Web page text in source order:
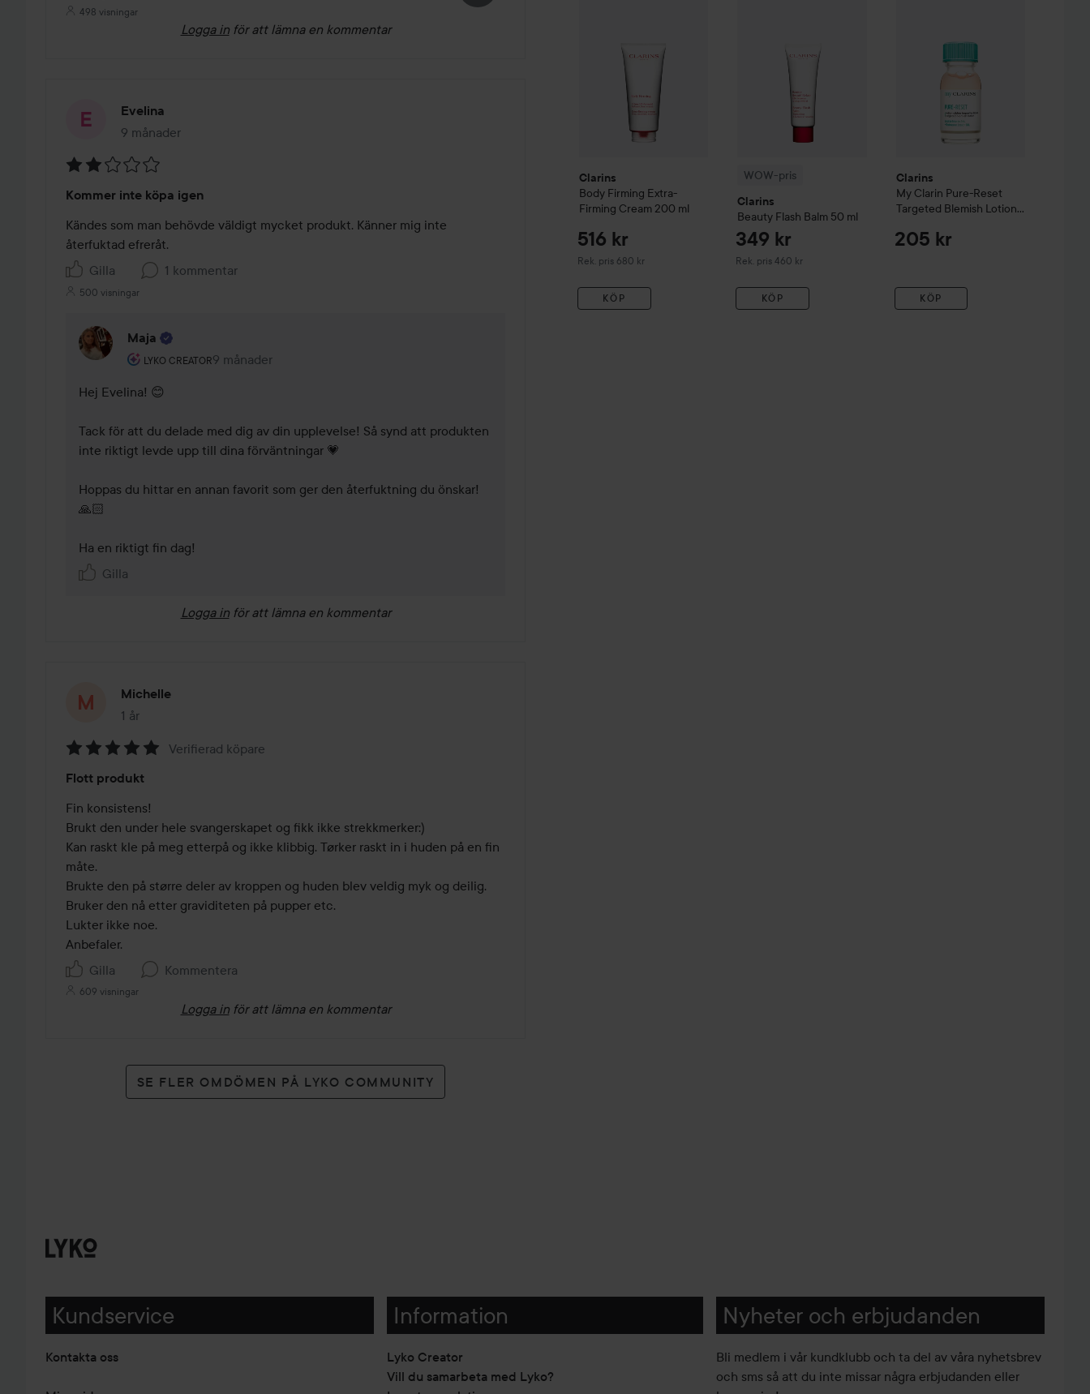
498 visningar
Logga in för att lämna en kommentar
Evelina
9 månader
Inlägget skapades 9 månader
2
av
5
Kommer inte köpa igen
Kändes som man behövde väldigt mycket produkt. Känner mig inte
återfuktad efreråt.
Gilla
1 kommentar
500 visningar
Maja
LYKO CREATOR
Användarens roll: Lyko Creator.
9 månader
Kommentaren lades 9 månader
Hej Evelina! 😊
Tack för att du delade med dig av din upplevelse! Så synd att produkten
inte riktigt levde upp till dina förväntningar 💗
Hoppas du hittar en annan favorit som ger den återfuktning du önskar!
🙏🏻
Ha en riktigt fin dag!
Gilla
Logga in för att lämna en kommentar
Michelle
1 år
Inlägget skapades 1 år
5
av
5
Verifierad köpare
Flott produkt
Fin konsistens!
Brukt den under hele svangerskapet og fikk ikke strekkmerker:)
Kan raskt kle på meg etterpå og ikke klibbig. Tørker raskt in i huden på en fin
måte.
Brukte den på større deler av kroppen og huden blev veldig myk og deilig.
Bruker den nå etter graviditeten på pupper etc.
Lukter ikke noe.
Anbefaler.
Gilla
Kommentera
609 visningar
Logga in för att lämna en kommentar
SE FLER OMDÖMEN PÅ LYKO COMMUNITY
Clarins
Body Firming Extra-
Firming Cream 200 ml
516 kr
Rek. pris 680 kr
Rekommenderat pris 680 kr
KÖP
WOW-pris
Clarins
Beauty Flash Balm 50 ml
349 kr
Rek. pris 460 kr
Rekommenderat pris 460 kr
KÖP
Clarins
My Clarin Pure-Reset
Targeted Blemish Lotion
205 kr
KÖP
Kundservice
Kontakta oss
Information
Lyko Creator
Vill du samarbeta med Lyko?
Nyheter och erbjudanden
Bli medlem i vår kundklubb och ta del av våra nyhetsbrev
och sms så att du inte missar några erbjudanden eller